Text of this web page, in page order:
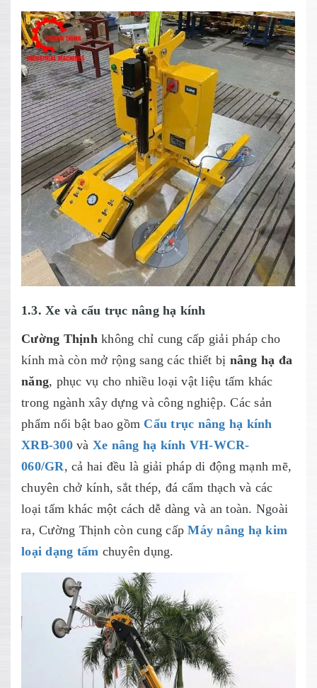
1.3. Xe và cẩu trục nâng hạ kính
Cường Thịnhkhông chỉ cung cấp giải pháp cho
kính mà còn mở rộng sang các thiết bị nâng hạ đa
năng, phục vụ cho nhiều loại vật liệu tấm khác
trong ngành xây dựng và công nghiệp. Các sản
phẩm nổi bật bao gồm Cẩu trục nâng hạ kính
XRB-300và Xe nâng hạ kính VH-WCR-
060/GR, cả hai đều là giải pháp di động mạnh mẽ,
chuyên chở kính, sắt thép, đá cẩm thạch và các
loại tấm khác một cách dễ dàng và an toàn. Ngoài
ra, Cường Thịnh còn cung cấpMáy nâng hạ kim
loại dạng tấm chuyên dụng.